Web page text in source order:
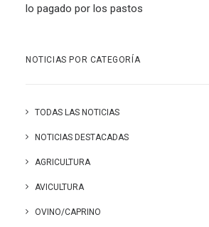
lo pagado por los pastos
NOTICIAS POR CATEGORÍA
TODAS LAS NOTICIAS
NOTICIAS DESTACADAS
AGRICULTURA
AVICULTURA
OVINO/CAPRINO